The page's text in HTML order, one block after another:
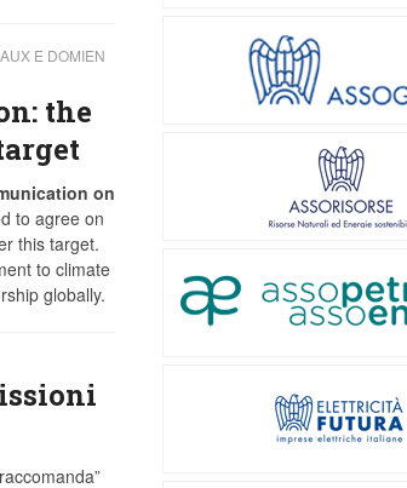
E DOMIEN
the
on
to agree on
this target.
to climate
globally.